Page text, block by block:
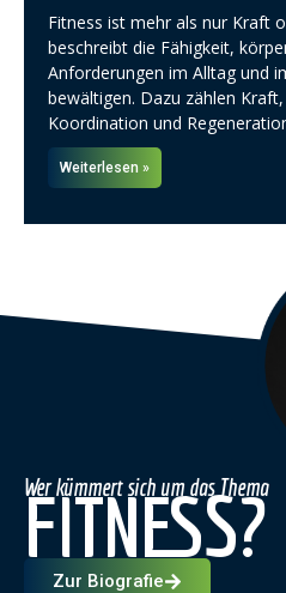
Fitness ist mehr als nur Kraft
beschreibt die Fähigkeit,
Anforderungen im Alltag und
bewältigen. Dazu zählen
Koordination und
Weiterlesen »
Wer kümmert sich um das Thema
FITNESS?
Zur Biografie